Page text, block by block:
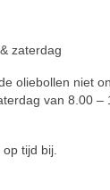
zaterdag
oliebollen niet
van 8.00 –
tijd bij.